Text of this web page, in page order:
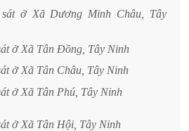
sát ở Xã Dương Minh Châu, Tây
ở Xã Tân Đồng, Tây Ninh
ở Xã Tân Châu, Tây Ninh
ở Xã Tân Phú, Tây Ninh
ở Xã Tân Hội, Tây Ninh